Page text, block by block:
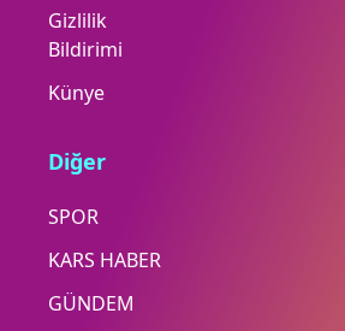
Gizlilik
Bildirimi
Künye
Diğer
SPOR
KARS HABER
GÜNDEM